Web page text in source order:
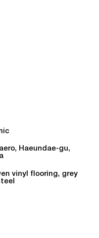
Haeundae-gu,
vinyl flooring, grey